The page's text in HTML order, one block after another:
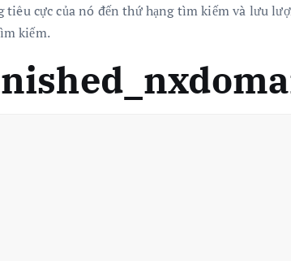
tiêu cực của nó đến thứ hạng tìm kiếm và lưu
kiếm.